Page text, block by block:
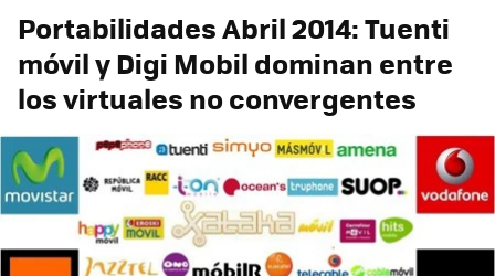
Portabilidades Abril 2014: Tuenti
móvil y Digi Mobil dominan entre
los virtuales no convergentes